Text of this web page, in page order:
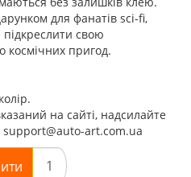
для фанатів sci-fi,
підкреслити свою
космічних пригод.
на сайті, надсилайте
art.com.ua